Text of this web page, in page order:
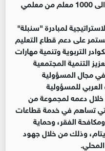
تستقطب كل جلسة ما بين 800 الى 1000 معلم من معلمي
لمبادرة "سنبلة"
المستمر على دعم قطاع التعليم
التربوية وتنمية مهارات
التنمية المجتمعية
في مجال المسؤولية
للمسؤولية
خلال دعمه لمجموعة من
تساهم في خدمة قطاعات
الفقر، وحماية
وذلك من خلال جهود